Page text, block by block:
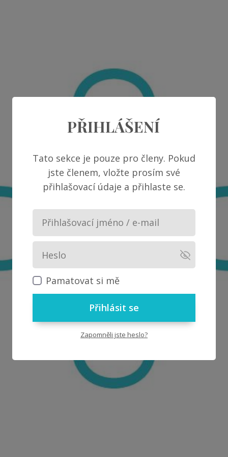
PŘIHLÁŠENÍ
Tato sekce je pouze pro členy. Pokud
jste členem, vložte prosím své
přihlašovací údaje a přihlaste se.
Pamatovat si mě
Přihlásit se
Zapomněli jste heslo?